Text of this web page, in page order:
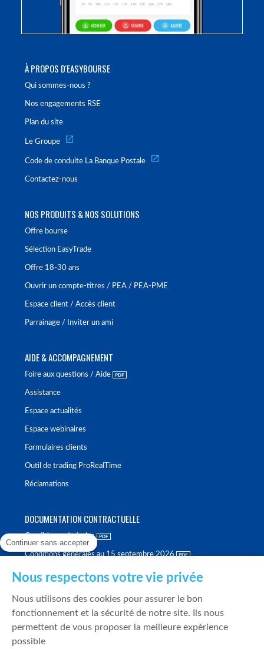
À PROPOS D'EASYBOURSE
Qui sommes-nous ?
Nos engagements RSE
Plan du site
Le Groupe
Code de conduite La Banque Postale
Contactez-nous
NOS PRODUITS & NOS SOLUTIONS
Offre bourse
Sélection EasyTrade
Offre 18-30 ans
Ouvrir un compte-titres / PEA / PEA-PME
Espace client / Accès client
Parrainage / Inviter un ami
AIDE & ACCOMPAGNEMENT
Foire aux questions / Aide
Assistance
Espace actualités
Espace webinaires
Formulaires clients
Outil de trading ProRealTime
Réclamations
DOCUMENTATION CONTRACTUELLE
Conditions générales
Conditions générales au 15 septembre 2026
Politique de meilleure sélection
Politique de durabilité
Fonds de garantie des dépôts et de résolution
Continuer sans accepter
Nous respectons votre vie privée
Nous utilisons des cookies pour assurer le bon
fonctionnement et la sécurité de notre site. Ils nous
permettent de vous proposer la meilleure expérience
possible